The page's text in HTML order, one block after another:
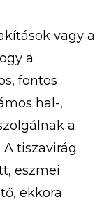
vagy a
a
fontos
hal-,
a
tiszavirág
eszmei
ekkora